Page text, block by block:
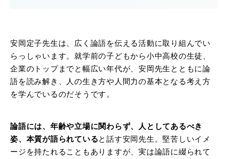
安岡定子先生は、広く論語を伝える活動に取り組んでい
らっしゃいます。就学前の子どもから小中高校の生徒、
企業のトップまでと幅広い年代が、安岡先生とともに論
語を読み解き、人の生き方や人間力の基本となる考え方
を学んでいるのだそうです。
論語には、年齢や立場に関わらず、人としてあるべき
姿、本質が語られていると話す安岡先生。堅苦しいイメ
ージを持たれることもありますが、実は論語に綴られて